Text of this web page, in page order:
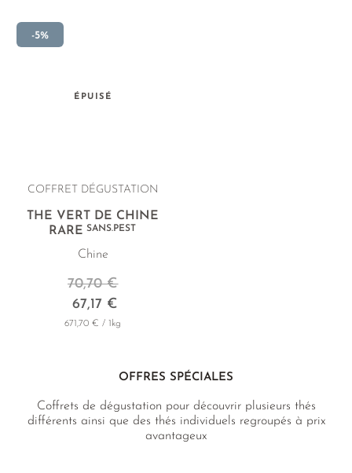
-5%
ÉPUISÉ
COFFRET DÉGUSTATION
THÉ VERT DE CHINE
RARESANS.PEST
Chine
67,17 €
70,70 €
671,70 € / 1kg
OFFRES SPÉCIALES
Coffrets de dégustation pour découvrir plusieurs thés
différents ainsi que des thés individuels regroupés à prix
avantageux